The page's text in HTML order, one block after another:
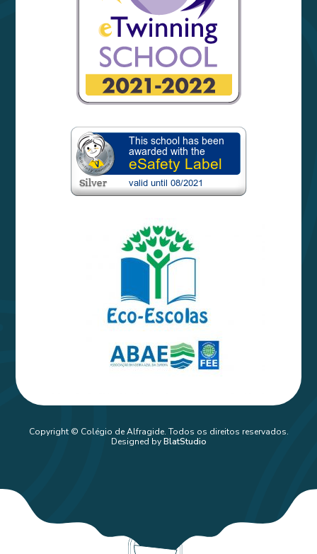
Copyright © Colégio de Alfragide. Todos os direitos reservados.
Designed byBlatStudio